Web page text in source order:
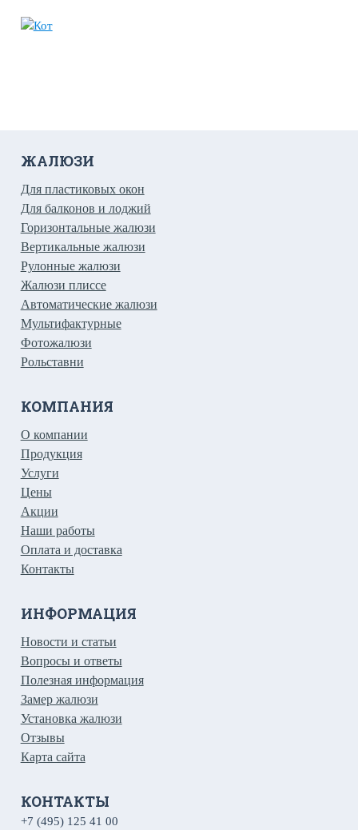
ЖАЛЮЗИ
Для пластиковых окон
Для балконов и лоджий
Горизонтальные жалюзи
Вертикальные жалюзи
Рулонные жалюзи
Жалюзи плиссе
Автоматические жалюзи
Мультифактурные
Фотожалюзи
Рольставни
КОМПАНИЯ
О компании
Продукция
Услуги
Цены
Акции
Наши работы
Оплата и доставка
Контакты
ИНФОРМАЦИЯ
Новости и статьи
Вопросы и ответы
Полезная информация
Замер жалюзи
Установка жалюзи
Отзывы
Карта сайта
КОНТАКТЫ
+7 (495) 125 41 00